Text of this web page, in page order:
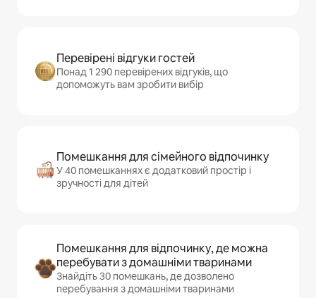
Перевірені відгуки гостей
Понад 1 290 перевірених відгуків, що
допоможуть вам зробити вибір
Помешкання для сімейного відпочинку
У 40 помешканнях є додатковий простір і
зручності для дітей
Помешкання для відпочинку, де можна
перебувати з домашніми тваринами
Знайдіть 30 помешкань, де дозволено
перебування з домашніми тваринами